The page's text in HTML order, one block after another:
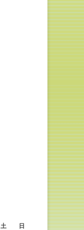
土
日